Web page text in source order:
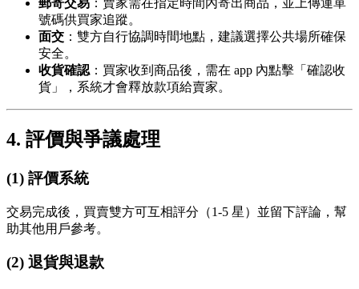
郵寄交易 ：賣家需在指定時間內寄出商品，並上傳運單
號碼供買家追蹤。
面交 ：雙方自行協調時間地點，建議選擇公共場所確保
安全。
收貨確認 ：買家收到商品後，需在 app 內點擊「確認收
貨」，系統才會釋放款項給賣家。
4. 評價與爭議處理
(1) 評價系統
交易完成後，買賣雙方可互相評分（1-5 星）並留下評論，幫
助其他用戶參考。
(2) 退貨與退款